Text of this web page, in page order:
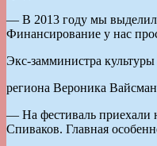
— В 2013 году мы
Финансирование у нас
Экс-замминистра культуры
региона Вероника
— На фестиваль приехали
Спиваков. Главная